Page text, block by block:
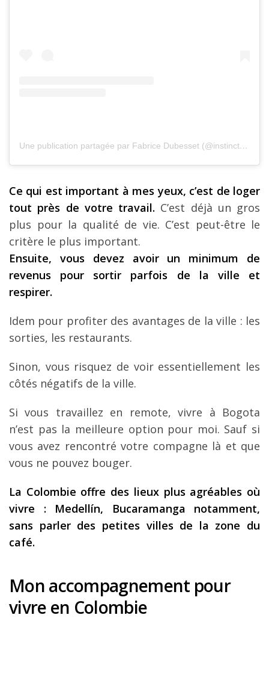
Une publication partagée par Fabrice Dubesset (@instinct_voyageur)
Ce qui est important à mes yeux, c’est de loger
tout près de votre travail. C’est déjà un gros
plus pour la qualité de vie. C’est peut-être le
critère le plus important.
Ensuite, vous devez avoir un minimum de
revenus pour sortir parfois de la ville et
respirer.
Idem pour profiter des avantages de la ville : les
sorties, les restaurants.
Sinon, vous risquez de voir essentiellement les
côtés négatifs de la ville.
Si vous travaillez en remote, vivre à Bogota
n’est pas la meilleure option pour moi. Sauf si
vous avez rencontré votre compagne là et que
vous ne pouvez bouger.
La Colombie offre des lieux plus agréables où
vivre : Medellín, Bucaramanga notamment,
sans parler des petites villes de la zone du
café.
Mon accompagnement pour
vivre en Colombie